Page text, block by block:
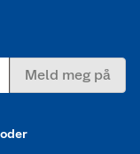
Meld meg på